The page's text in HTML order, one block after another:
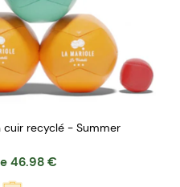
cuir recyclé - Summer
46.98 €